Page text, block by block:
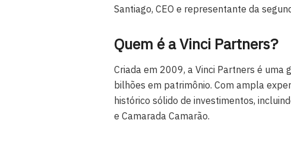
Santiago, CEO e representante da
Quem é a Vinci Partners?
Criada em 2009, a Vinci Partners é uma
bilhões em patrimônio. Com ampla
histórico sólido de investimentos,
e Camarada Camarão.